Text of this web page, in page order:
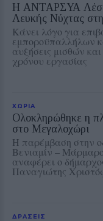
Η ΑΝΤΑΡΣΥΑ
Λευκής Νύχτας
Κάνει λόγο για
εμποροϋπαλλήλων
αυξήσεις μισθών
χρόνου εργασίας
ΧΩΡΙΑ
Ολοκληρώθηκε η
στο Μεγαλοχώρι
Η παρέμβαση στην
Βενιαμίν –
αναφέρει ο
Παναγιώτης
ΔΡΑΣΕΙΣ